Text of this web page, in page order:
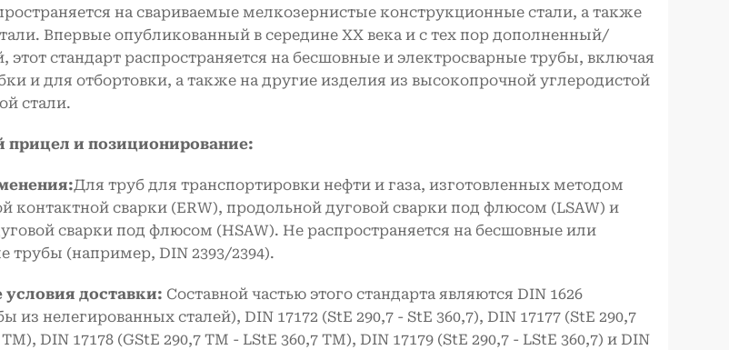
на свариваемые мелкозернистые конструкционные стали, а также
Впервые опубликованный в середине XX века и с тех пор дополненный/
стандарт распространяется на бесшовные и электросварные трубы, включая
и для отбортовки, а также на другие изделия из высокопрочной углеродистой
стали.
прицел и позиционирование:
Для труб для транспортировки нефти и газа, изготовленных методом
контактной сварки (ERW), продольной дуговой сварки под флюсом (LSAW) и
сварки под флюсом (HSAW). Не распространяется на бесшовные или
трубы (например, DIN 2393/2394).
условия доставки: Составной частью этого стандарта являются DIN 1626
из нелегированных сталей), DIN 17172 (StE 290,7 - StE 360,7), DIN 17177 (StE 290,7
DIN 17178 (GStE 290,7 TM - LStE 360,7 TM), DIN 17179 (StE 290,7 - LStE 360,7) и DIN